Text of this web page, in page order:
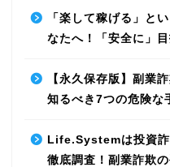
「楽して稼げる」と
なたへ！「安全に」
【永久保存版】副業
知るべき7つの危険な
Life.Systemは投資詐
徹底調査！副業詐欺